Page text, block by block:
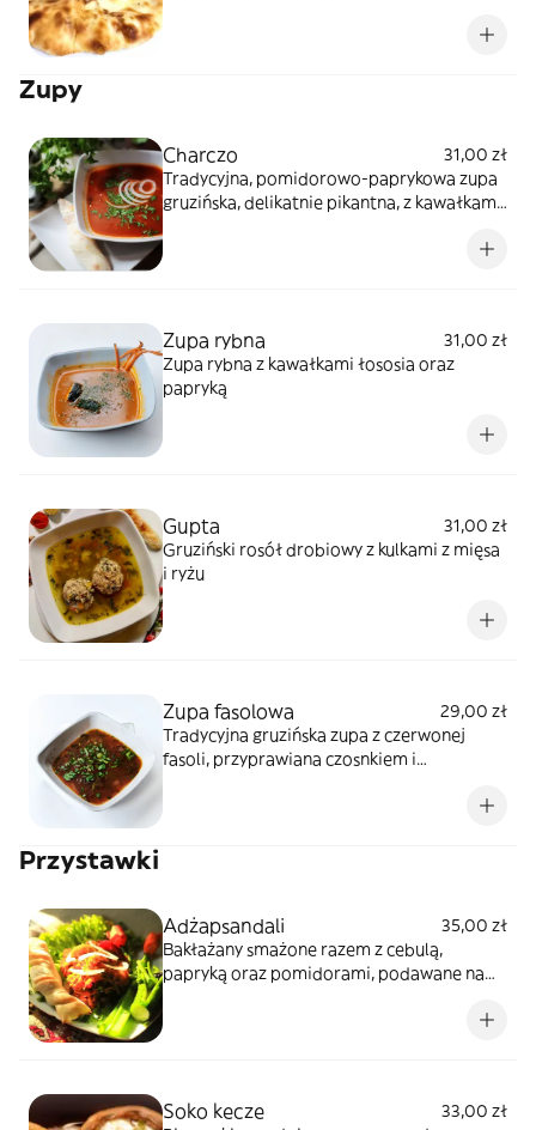
Zupy
Charczo
31,00 zł
Tradycyjna, pomidorowo-paprykowa zupa
gruzińska, delikatnie pikantna, z kawałkami
Zupa rybna
31,00 zł
Zupa rybna z kawałkami łososia oraz
papryką
Gupta
31,00 zł
Gruziński rosół drobiowy z kulkami z mięsa
i ryżu
Zupa fasolowa
29,00 zł
Tradycyjna gruzińska zupa z czerwonej
fasoli, przyprawiana czosnkiem i
Przystawki
Adżapsandali
35,00 zł
Bakłażany smażone razem z cebulą,
papryką oraz pomidorami, podawane na
Soko kecze
33,00 zł